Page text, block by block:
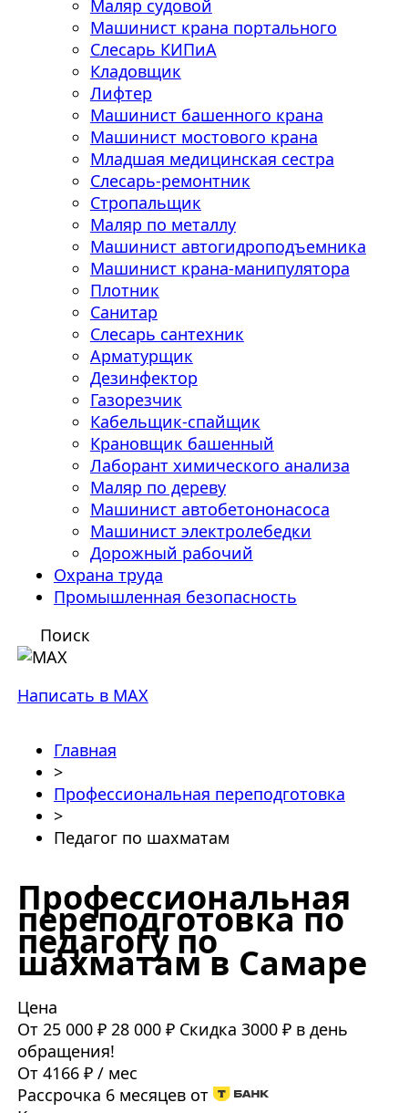
Маляр судовой
Машинист крана портального
Слесарь КИПиА
Кладовщик
Лифтер
Машинист башенного крана
Машинист мостового крана
Младшая медицинская сестра
Слесарь-ремонтник
Стропальщик
Маляр по металлу
Машинист автогидроподъемника
Машинист крана-манипулятора
Плотник
Санитар
Слесарь сантехник
Арматурщик
Дезинфектор
Газорезчик
Кабельщик-спайщик
Крановщик башенный
Лаборант химического анализа
Маляр по дереву
Машинист автобетононасоса
Машинист электролебедки
Дорожный рабочий
Охрана труда
Промышленная безопасность
Поиск
Написать в MAX
Главная
>
Профессиональная переподготовка
>
Педагог по шахматам
Профессиональная
переподготовка по
педагогу по
шахматам в Самаре
Цена
От 25 000 ₽ 28 000 ₽ Скидка 3000 ₽ в день
обращения!
От 4166 ₽ / мес
Рассрочка 6 месяцев от